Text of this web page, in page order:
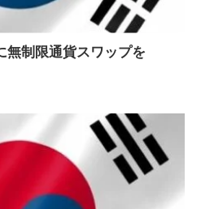
無制限通貨スワップを